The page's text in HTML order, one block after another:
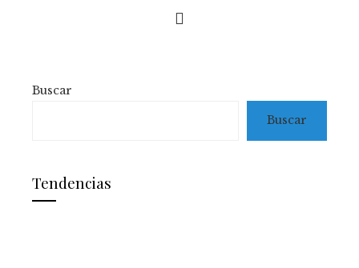
Buscar
Buscar
Tendencias